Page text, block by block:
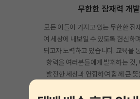
무한한 잠재력 개발
모든 이들이 가지고 있는 무한한 잠
여 세상에 내보일 수 있도록 헌신하
되고자 노력하고 있습니다. 교육을
향력을 여러분들에게 발휘하는 것,
발전한 세상과 연합하여 함께 큰